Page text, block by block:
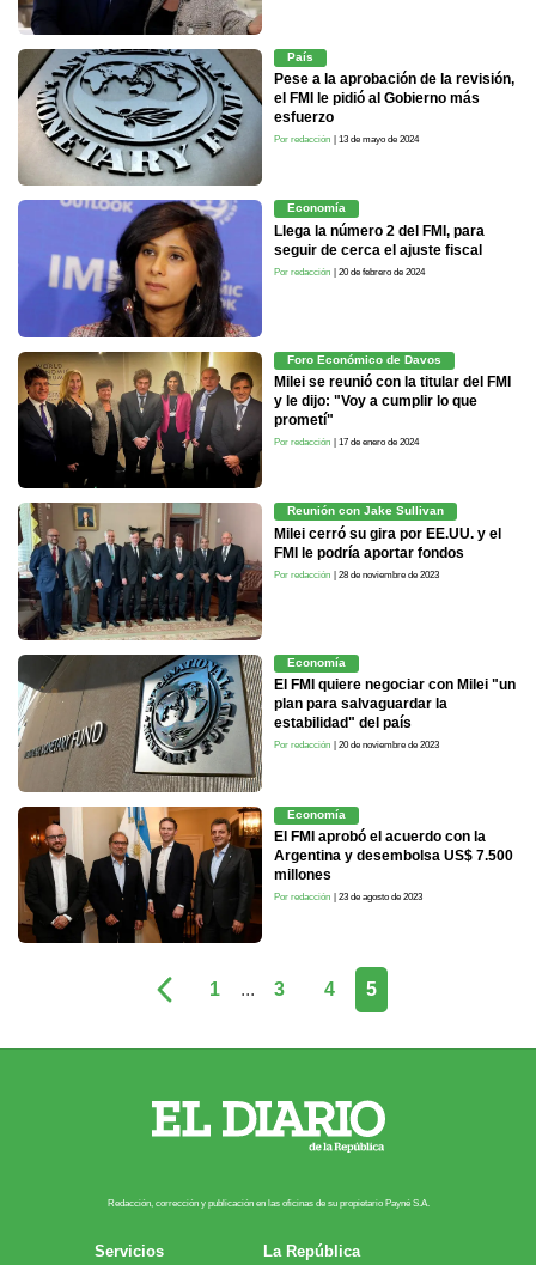
País
Pese a la aprobación de la revisión,
el FMI le pidió al Gobierno más
esfuerzo
Por redacción | 13 de mayo de 2024
Economía
Llega la número 2 del FMI, para
seguir de cerca el ajuste fiscal
Por redacción | 20 de febrero de 2024
Foro Económico de Davos
Milei se reunió con la titular del FMI
y le dijo: "Voy a cumplir lo que
prometí"
Por redacción | 17 de enero de 2024
Reunión con Jake Sullivan
Milei cerró su gira por EE.UU. y el
FMI le podría aportar fondos
Por redacción | 28 de noviembre de 2023
Economía
El FMI quiere negociar con Milei "un
plan para salvaguardar la
estabilidad" del país
Por redacción | 20 de noviembre de 2023
Economía
El FMI aprobó el acuerdo con la
Argentina y desembolsa US$ 7.500
millones
Por redacción | 23 de agosto de 2023
1 ... 3 4 5
Redacción, corrección y publicación en las oficinas de su propietario Payn​é S.A.
Servicios
La República